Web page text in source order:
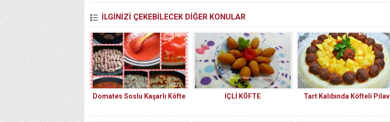
İLGİNİZİ ÇEKEBİLECEK DİĞER KONULAR
Domates Soslu Kaşarlı Köfte İÇLİ KÖFTE Tart Kalıbında Köfteli Pilav